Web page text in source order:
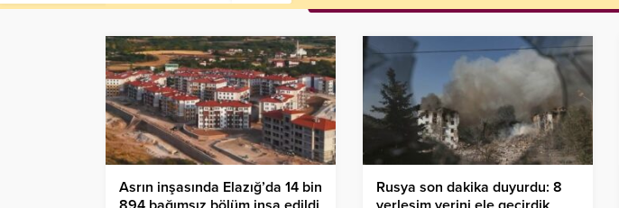
Asrın inşasında Elazığ’da 14 bin
Rusya son dakika duyurdu: 8